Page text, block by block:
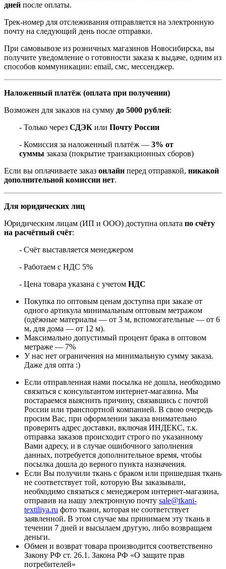
дней после оплаты.
Трек-номер для отслеживания отправляется на электронную
почту на следующий день после отправки.
При самовывозе из розничных магазинов Новосибирска, вы
получите уведомление о готовности заказа к выдаче, одним из
способов коммуникации: email, смс, мессенджер.
Наложенный платёж (оплата при получении)
Возможен для заказов на сумму до 5000 рублей:
- Только через СДЭК или Почту России
- Комиссия за наложенный платёж — 3% от
суммы заказа (покрытие транзакционных сборов)
Если вы оплачиваете заказ онлайн перед отправкой, никакой
дополнительной комиссии нет.
Для юридических лиц
Юридическим лицам (ИП и ООО) доступна оплата по счёту
на расчётный счёт:
- Счёт выставляется менеджером
- Работаем с НДС 5%
- Цена товара указана с учетом НДС
Покупка по оптовым ценам доступна при заказе от
одного артикула минимальным оптовым метражом
(одёжные материалы — от 3 м, вспомогательные — от 6
м, для дома — от 12 м).
Максимально допустимый процент брака в оптовом
метраже — 7%
У нас нет ограничения на минимальную сумму заказа.
Даже для опта :)
Если отправленная нами посылка не дошла, необходимо
связаться с консультантом интернет-магазина. Мы
постараемся выяснить причину, связавшись с почтой
России или транспортной компанией. В свою очередь
просим Вас, при оформлении заказа внимательно
проверить адрес доставки, включая ИНДЕКС, т.к.
отправка заказов происходит строго по указанному
Вами адресу, и в случае ошибочного заполнения
данных, потребуется дополнительное время, чтобы
посылка дошла до верного пункта назначения.
Если Вы получили ткань с браком или пришедшая ткань
не соответствует той, которую Вы заказывали,
необходимо связаться с менеджером интернет-магазина,
отправив на нашу электронную почту sale@tkani-
textiliya.ru фото ткани, которая не соответствует
заявленной. В этом случае мы принимаем эту ткань в
течении 7 дней и высылаем другую, либо возвращаем
деньги.
Обмен и возврат товара производится соответственно
Закону РФ ст. 26.1. Закона РФ «О защите прав
потребителей»